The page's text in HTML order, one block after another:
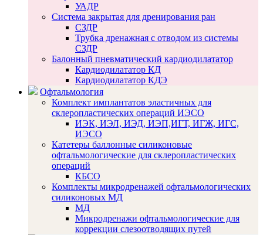
УАДР
Система закрытая для дренирования ран
СЗДР
Трубка дренажная с отводом из системы
СЗДР
Балонный пневматический кардиодилататор
Кардиодилататор КД
Кардиодилататор КДЭ
Офтальмология
Комплект имплантатов эластичных для
склеропластических операций ИЭСО
ИЭК, ИЭЛ, ИЭД, ИЭП,ИГТ, ИГЖ, ИГС,
ИЭСО
Катетеры баллонные силиконовые
офтальмологические для склеропластических
операций
КБСО
Комплекты микродренажей офтальмологических
силиконовых МД
МД
Микродренажи офтальмологические для
коррекции слезоотводящих путей